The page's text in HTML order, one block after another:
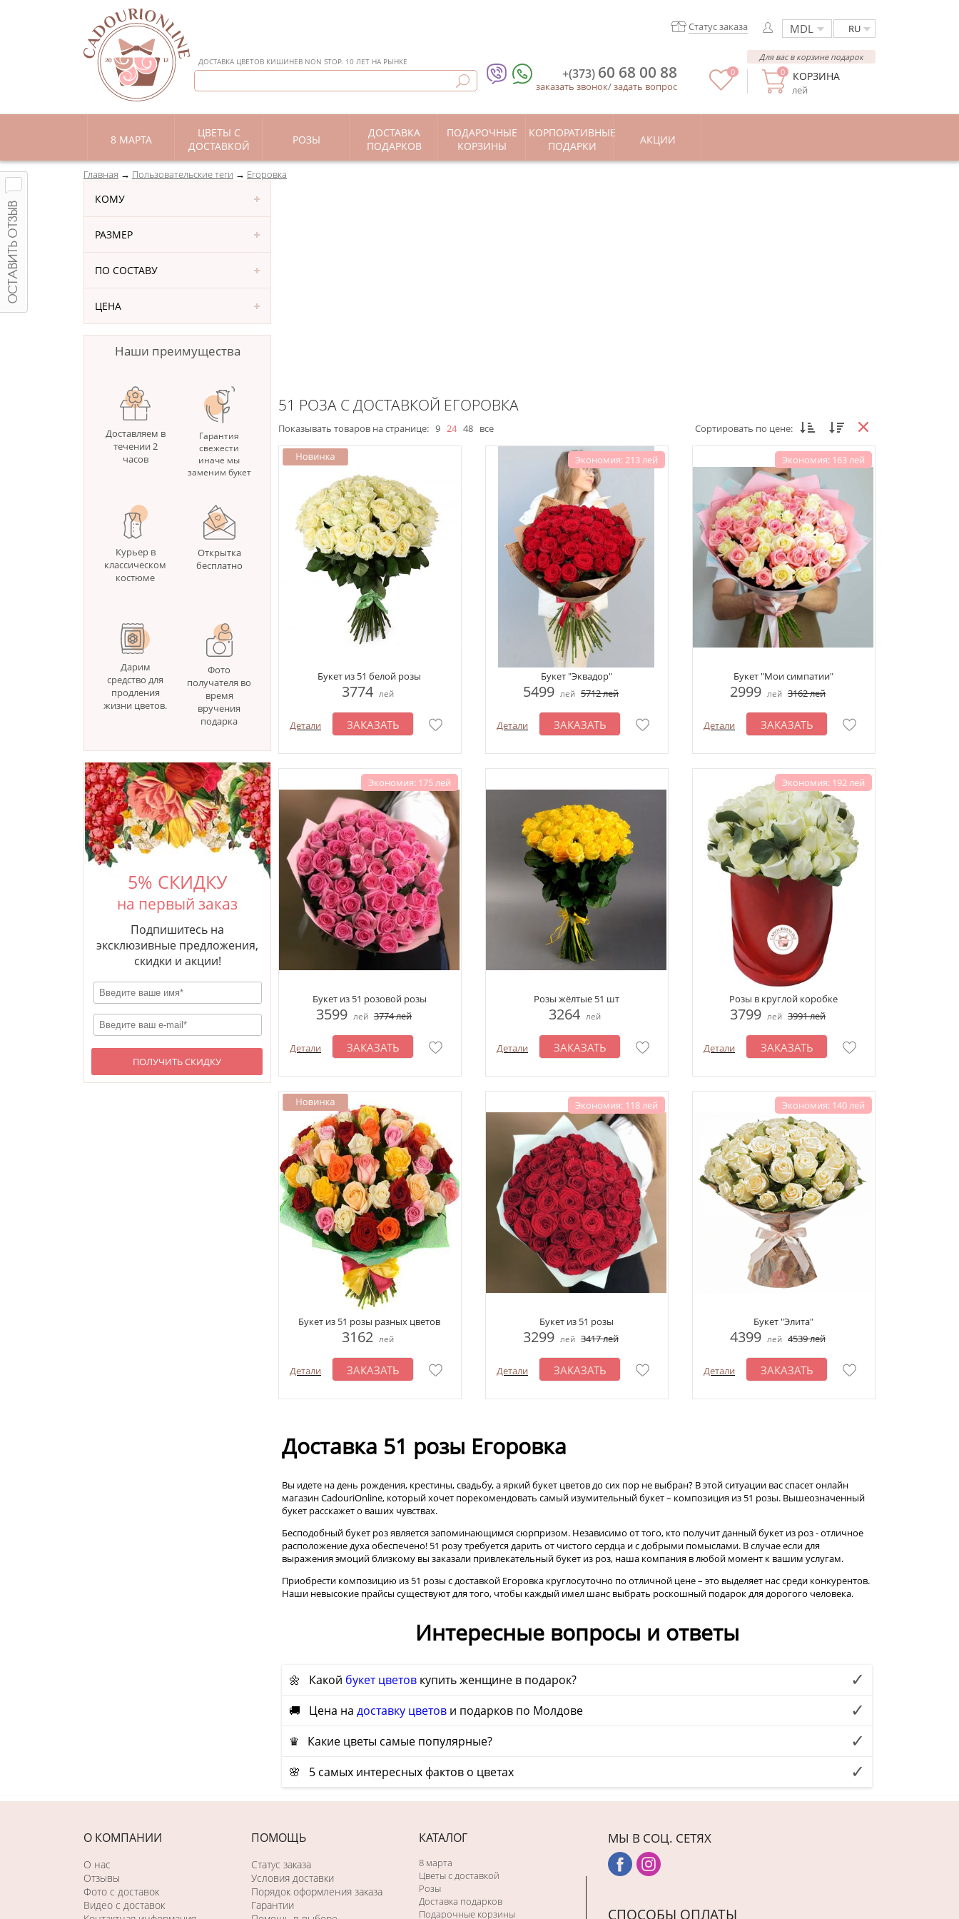
ДОСТАВКА ЦВЕТОВ КИШИНЕВ NON STOP. 10 ЛЕТ НА РЫНКЕ
RU
Статус заказа
КОРЗИНА
лей
0
Для вас в корзине подарок
0
+(373) 60 68 00 88
заказать звонок/задать вопрос
8 МАРТА
ЦВЕТЫ С
ДОСТАВКОЙ
РОЗЫ
ДОСТАВКА
ПОДАРКОВ
ПОДАРОЧНЫЕ
КОРЗИНЫ
КОРПОРАТИВНЫЕ
ПОДАРКИ
АКЦИИ
Главная Пользовательские теги Егоровка
КОМУ
РАЗМЕР
ПО СОСТАВУ
ЦЕНА
Наши преимущества
Доставляем в
течении 2
часов
Гарантия
свежести
иначе мы
заменим букет
Курьер в
классическом
костюме
Открытка
бесплатно
Дарим
средство для
продления
жизни цветов.
Фото
получателя во
время
вручения
подарка
5% СКИДКУ
на первый заказ
Подпишитесь на
эксклюзивные предложения,
скидки и акции!
ПОЛУЧИТЬ СКИДКУ
51 РОЗА С ДОСТАВКОЙ ЕГОРОВКА
Показывать товаров на странице: 9 24 48 все Сортировать по цене:
Букет из 51 белой розы
3774 лей
Детали ЗАКАЗАТЬ
Экономия: 213 лей
Букет "Эквадор"
5499 лей 5712лей
Детали ЗАКАЗАТЬ
Экономия: 163 лей
Букет "Мои симпатии"
2999 лей 3162лей
Детали ЗАКАЗАТЬ
Экономия: 175 лей
Букет из 51 розовой розы
3599 лей 3774лей
Детали ЗАКАЗАТЬ
Розы жёлтые 51 шт
3264 лей
Детали ЗАКАЗАТЬ
Экономия: 192 лей
Розы в круглой коробке
3799 лей 3991лей
Детали ЗАКАЗАТЬ
Букет из 51 розы разных цветов
3162 лей
Детали ЗАКАЗАТЬ
Экономия: 118 лей
Букет из 51 розы
3299 лей 3417лей
Детали ЗАКАЗАТЬ
Экономия: 140 лей
Букет "Элита"
4399 лей 4539лей
Детали ЗАКАЗАТЬ
Доставка 51 розы Егоровка
Вы идете на день рождения, крестины, свадьбу, а яркий букет цветов до сих пор не выбран? В этой ситуации вас спасет онлайн
магазин CadouriOnline, который хочет порекомендовать самый изумительный букет – композиция из 51 розы. Вышеозначенный
букет расскажет о ваших чувствах.
Бесподобный букет роз является запоминающимся сюрпризом. Независимо от того, кто получит данный букет из роз - отличное
расположение духа обеспечено! 51 розу требуется дарить от чистого сердца и с добрыми помыслами. В случае если для
выражения эмоций близкому вы заказали привлекательный букет из роз, наша компания в любой момент к вашим услугам.
Приобрести композицию из 51 розы с доставкой Егоровка круглосуточно по отличной цене – это выделяет нас среди конкурентов.
Наши невысокие прайсы существуют для того, чтобы каждый имел шанс выбрать роскошный подарок для дорогого человека.
Интересные вопросы и ответы
🌼 Какой букет цветов купить женщине в подарок?
🚚 Цена на доставку цветов и подарков по Молдове
♛ Какие цветы самые популярные?
🌸 5 самых интересных фактов о цветах
О КОМПАНИИ
О нас
Отзывы
Фото c доставок
Видео с доставок
ПОМОЩЬ
Статус заказа
Условия доставки
Порядок оформления заказа
Гарантии
КАТАЛОГ
8 марта
Цветы с доставкой
Розы
Доставка подарков
Подарочные корзины
МЫ В СОЦ. СЕТЯХ
СПОСОБЫ ОПЛАТЫ